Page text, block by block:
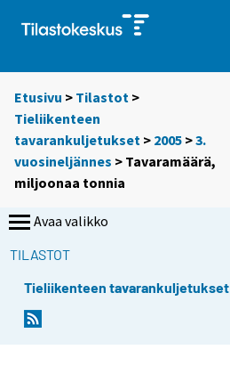
Etusivu > Tilastot >
Tieliikenteen
tavarankuljetukset > 2005 >3.
vuosineljännes > Tavaramäärä,
miljoonaa tonnia
Avaa valikko
TILASTOT
Tieliikenteen tavarankuljetukset